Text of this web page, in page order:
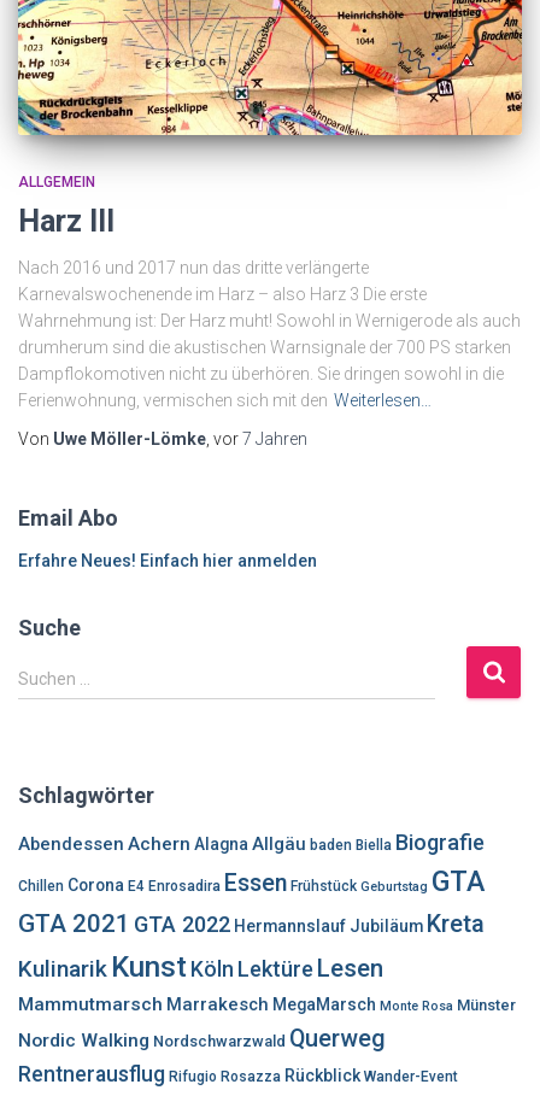
ALLGEMEIN
Harz III
Nach 2016 und 2017 nun das dritte verlängerte
Karnevalswochenende im Harz – also Harz 3 Die erste
Wahrnehmung ist: Der Harz muht! Sowohl in Wernigerode als auch
drumherum sind die akustischen Warnsignale der 700 PS starken
Dampflokomotiven nicht zu überhören. Sie dringen sowohl in die
Ferienwohnung, vermischen sich mit den Weiterlesen…
Von Uwe Möller-Lömke , vor7 Jahren
Email Abo
Erfahre Neues! Einfach hier anmelden
Suche
S
u
n
a
c
:
Suchen …
Schlagwörter
Abendessen Achern Alagna Allgäu baden Biella Biografie
Chillen Corona E4 Enrosadira Essen Frühstück Geburtstag GTA
GTA 2021 GTA 2022 Hermannslauf Jubiläum Kreta
Kulinarik Kunst Köln LektüreLesen
Mammutmarsch Marrakesch MegaMarsch Monte Rosa Münster
Nordic Walking Nordschwarzwald Querweg
Rentnerausflug Rifugio Rosazza Rückblick Wander-Event